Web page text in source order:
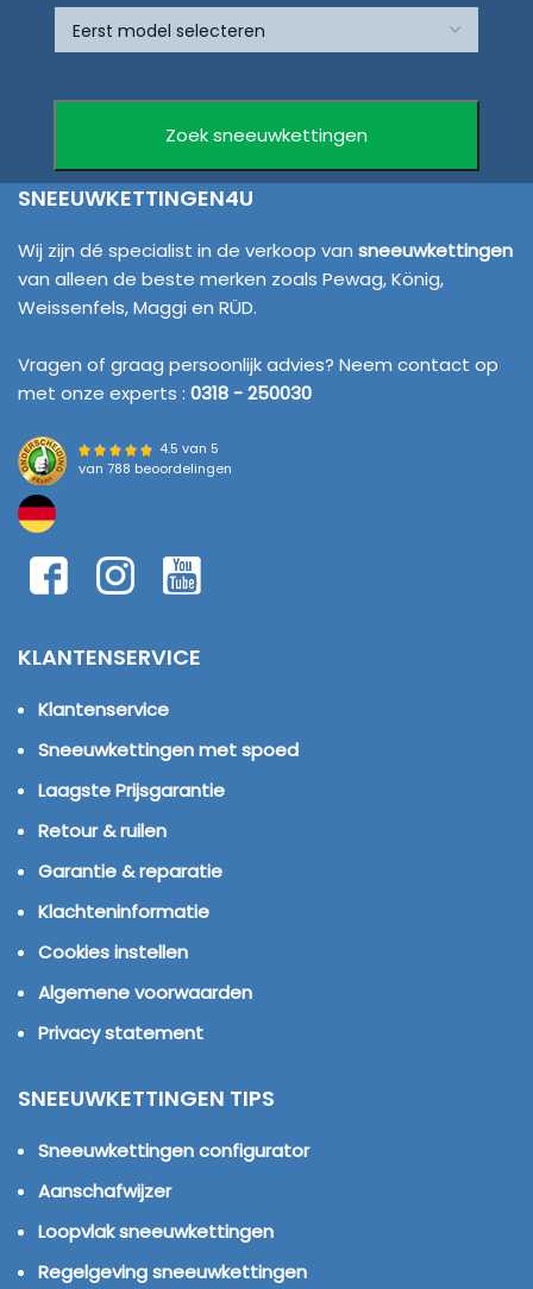
SNEEUWKETTINGEN4U
Wij zijn dé specialist in de verkoop van sneeuwkettingen
van alleen de beste merken zoals Pewag, König,
Weissenfels, Maggi en RÜD.
Vragen of graag persoonlijk advies? Neem contact op
met onze experts : 0318 - 250030
4.5 van 5
van 788 beoordelingen
KLANTENSERVICE
Klantenservice
Sneeuwkettingen met spoed
Laagste Prijsgarantie
Retour & ruilen
Garantie & reparatie
Klachteninformatie
Cookies instellen
Algemene voorwaarden
Privacy statement
SNEEUWKETTINGEN TIPS
Sneeuwkettingen configurator
Aanschafwijzer
Loopvlak sneeuwkettingen
Regelgeving sneeuwkettingen